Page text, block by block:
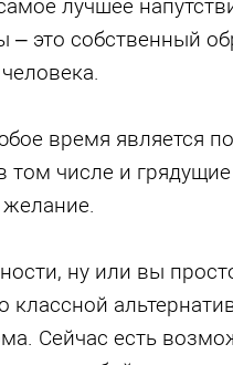
лучшее
это собственный
время является
том числе и
ну или вы
классной
Сейчас есть